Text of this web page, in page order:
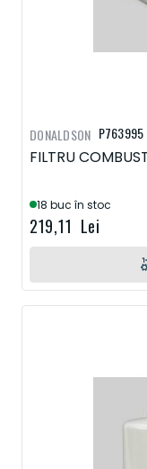
P763995
FILTRU
18 buc în stoc
219,11 Lei
DONALDSON